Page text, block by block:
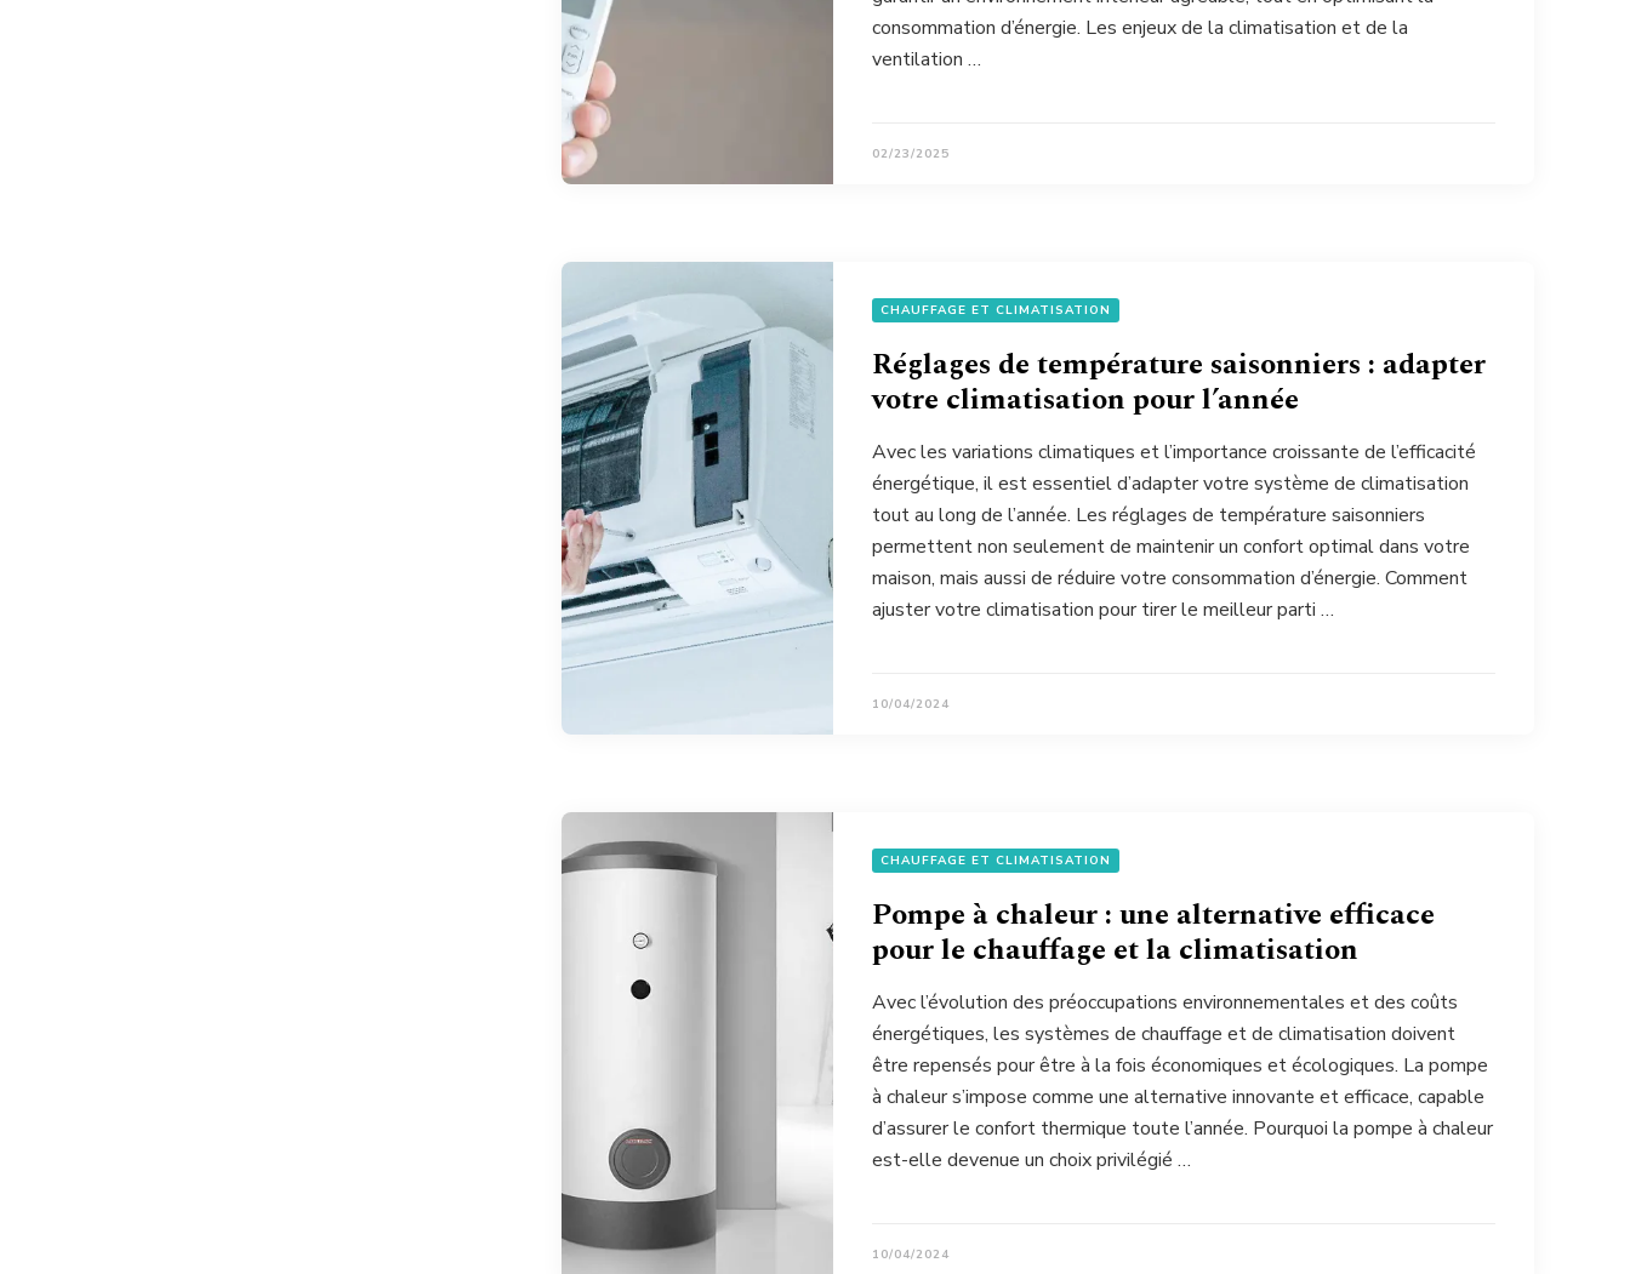
consommation d’énergie. Les enjeux de la climatisation et de la
ventilation …
02/23/2025
CHAUFFAGE ET CLIMATISATION
Réglages de température saisonniers : adapter
votre climatisation pour l’année
Avec les variations climatiques et l’importance croissante de l’efficacité
énergétique, il est essentiel d’adapter votre système de climatisation
tout au long de l’année. Les réglages de température saisonniers
permettent non seulement de maintenir un confort optimal dans votre
maison, mais aussi de réduire votre consommation d’énergie. Comment
ajuster votre climatisation pour tirer le meilleur parti …
10/04/2024
CHAUFFAGE ET CLIMATISATION
Pompe à chaleur : une alternative efficace
pour le chauffage et la climatisation
Avec l’évolution des préoccupations environnementales et des coûts
énergétiques, les systèmes de chauffage et de climatisation doivent
être repensés pour être à la fois économiques et écologiques. La pompe
à chaleur s’impose comme une alternative innovante et efficace, capable
d’assurer le confort thermique toute l’année. Pourquoi la pompe à chaleur
est-elle devenue un choix privilégié …
10/04/2024